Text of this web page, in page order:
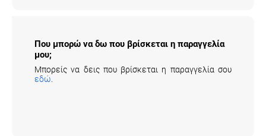
Που μπορώ να δω που βρίσκεται η
παραγγελία μου;
Μπορείς να δεις που βρίσκεται η παραγγελία σου
εδώ